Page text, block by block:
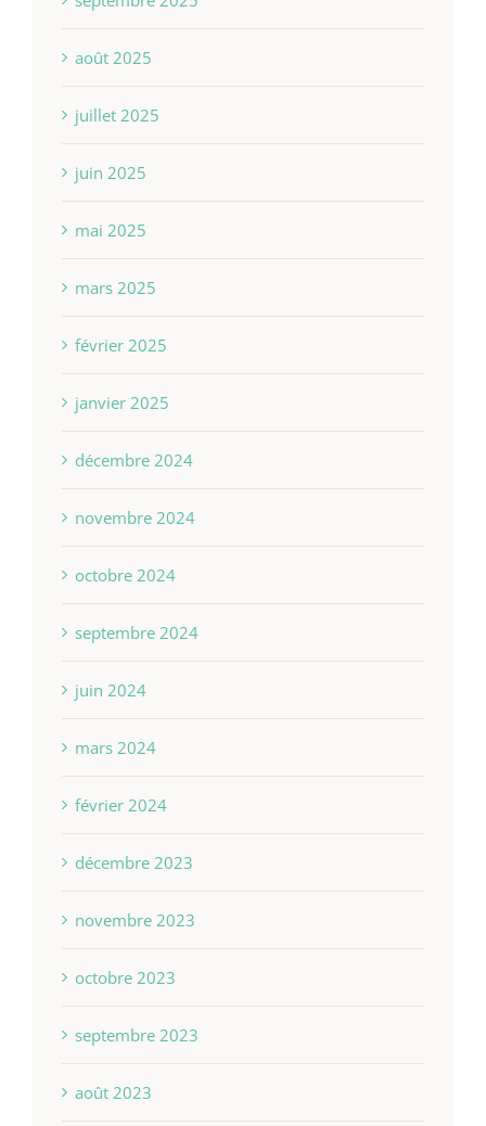
août 2025
juillet 2025
juin 2025
mai 2025
mars 2025
février 2025
janvier 2025
décembre 2024
novembre 2024
octobre 2024
septembre 2024
juin 2024
mars 2024
février 2024
décembre 2023
novembre 2023
octobre 2023
septembre 2023
août 2023